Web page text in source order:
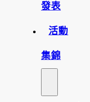
發表
活動
集錦